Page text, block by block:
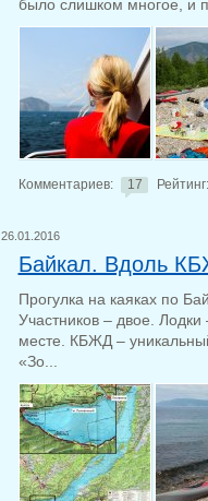
было слишком многое, и
Комментариев: 17 Рейтинг:
26.01.2016
Байкал. Вдоль
Прогулка на каяках по
Участников – двое.
месте. КБЖД –
«Зо...